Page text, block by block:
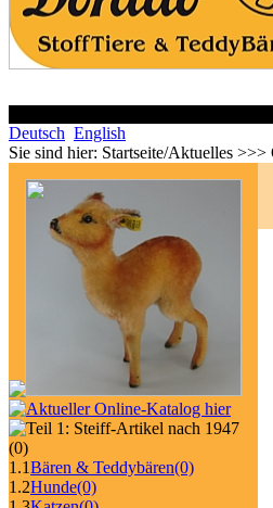
Deutsch English
Sie sind hier: Startseite/Aktuelles
(0)
1.1Bären & Teddybären(0)
1.2Hunde(0)